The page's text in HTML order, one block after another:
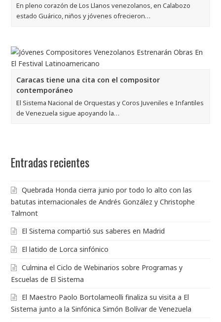
En pleno corazón de Los Llanos venezolanos, en Calabozo
estado Guárico, niños y jóvenes ofrecieron…
Caracas tiene una cita con el compositor
contemporáneo
El Sistema Nacional de Orquestas y Coros Juveniles e Infantiles
de Venezuela sigue apoyando la…
Entradas recientes
Quebrada Honda cierra junio por todo lo alto con las
batutas internacionales de Andrés González y Christophe
Talmont
El Sistema compartió sus saberes en Madrid
El latido de Lorca sinfónico
Culmina el Ciclo de Webinarios sobre Programas y
Escuelas de El Sistema
El Maestro Paolo Bortolameolli finaliza su visita a El
Sistema junto a la Sinfónica Simón Bolívar de Venezuela